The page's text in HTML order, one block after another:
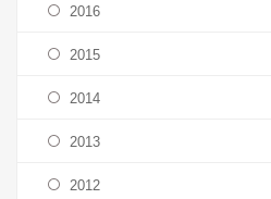
2016
2015
2014
2013
2012